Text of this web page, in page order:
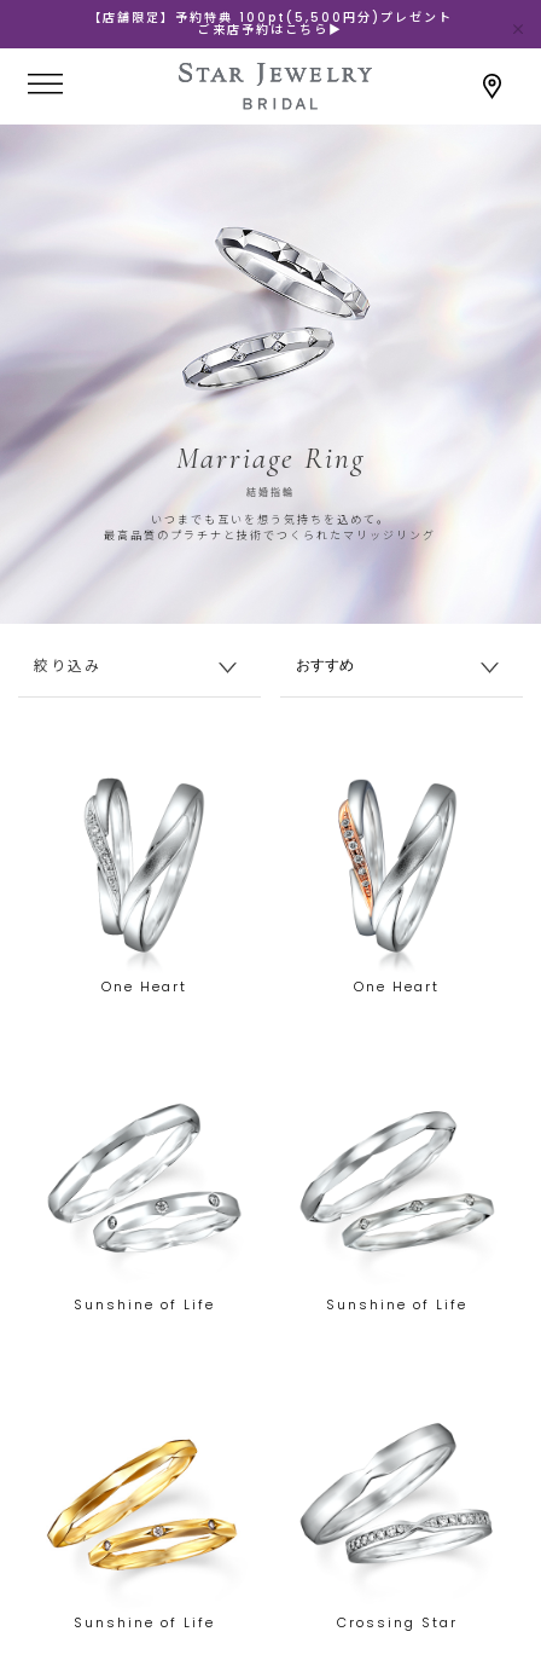
【店舗限定】予約特典 100pt(5,500円分)プレゼント
ご来店予約はこちら▶
Marriage Ring
結婚指輪
いつまでも互いを想う気持ちを込めて。
最高品質のプラチナと技術でつくられたマリッジリング
絞り込み
One Heart One Heart
Sunshine of Life Sunshine of Life
Sunshine of Life Crossing Star